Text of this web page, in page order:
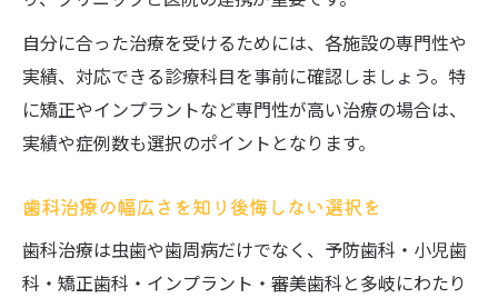
インプラントや審美治療に対応する歯科の
見分け方
歯科の診療内容を比較して最適な医院を選
ぶ
初診時に確認したい歯科の治療メニュー
自分に合った治療を受けるためには、各施設の専門性や
実績、対応できる診療科目を事前に確認しましょう。特
に矯正やインプラントなど専門性が高い治療の場合は、
実績や症例数も選択のポイントとなります。
歯科治療の幅広さを知り後悔しない選択を
歯科治療は虫歯や歯周病だけでなく、予防歯科・小児歯
科・矯正歯科・インプラント・審美歯科と多岐にわたり